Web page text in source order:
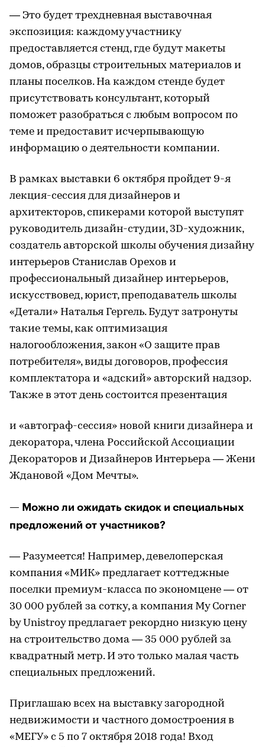
— Это будет трехдневная выставочная
экспозиция: каждому участнику
предоставляется стенд, где будут макеты
домов, образцы строительных материалов и
планы поселков. На каждом стенде будет
присутствовать консультант, который
поможет разобраться с любым вопросом по
теме и предоставит исчерпывающую
информацию о деятельности компании.
В рамках выставки 6 октября пройдет 9-я
лекция-сессия для дизайнеров и
архитекторов, спикерами которой выступят
руководитель дизайн-студии, 3D-художник,
создатель авторской школы обучения дизайну
интерьеров Станислав Орехов и
профессиональный дизайнер интерьеров,
искусствовед, юрист, преподаватель школы
«Детали» Наталья Гергель. Будут затронуты
такие темы, как оптимизация
налогообложения, закон «О защите прав
потребителя», виды договоров, профессия
комплектатора и «адский» авторский надзор.
Также в этот день состоится презентация
и «автограф-сессия» новой книги дизайнера и
декоратора, члена Российской Ассоциации
Декораторов и Дизайнеров Интерьера — Жени
Ждановой «Дом Мечты».
— Можно ли ожидать скидок и специальных
предложений от участников?
— Разумеется! Например, девелоперская
компания «МИК» предлагает коттеджные
поселки премиум-класса по экономцене — от
30 000 рублей за сотку, а компания My Corner
by Unistroy предлагает рекордно низкую цену
на строительство дома — 35 000 рублей за
квадратный метр. И это только малая часть
специальных предложений.
Приглашаю всех на выставку загородной
недвижимости и частного домостроения в
«МЕГУ» с 5 по 7 октября 2018 года! Вход